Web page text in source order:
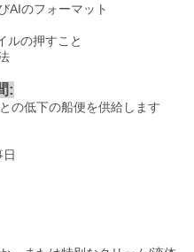
AIのフォーマット
ルの押すこと
:
の低下の船便を供給します